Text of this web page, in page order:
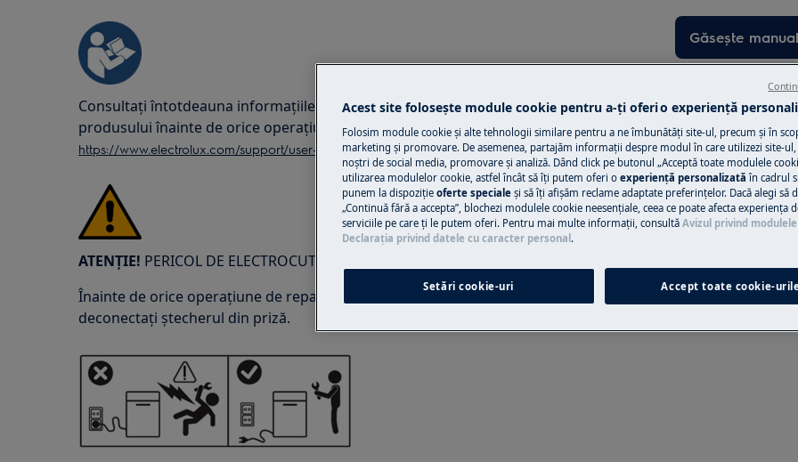
Consultați întotdeauna informațiile de siguranță din manualul de utilizare al
produsului înainte de orice operațiune de reparație sau întreținere.
https://www.electrolux.com/support/user-manuals/
ATENȚIE! PERICOL DE ELECTROCUTARE
Înainte de orice operațiune de reparație sau întreținere, dezactivați aparatul și
deconectați ștecherul din priză.
Găsește
Solicită
Ai o problemă cu
nu o poţi rezolva
ul Electrolux și
Acest site folosește module cookie pentru a-ţi oferi o experienţă
Folosim module cookie și alte tehnologii similare pentru a ne îmbunătăţi site-ul, precum și în
marketing și promovare. De asemenea, partajăm informaţii despre modul în care utilizezi site-
noștri de social media, promovare și analiză. Dând click pe butonul „Acceptă toate modulele
utilizarea modulelor cookie, astfel încât să îţi putem oferi o experienţă personalizată în cadrul
punem la dispoziţie oferte speciale și să îţi afișăm reclame adaptate preferinţelor. Dacă alegi să
„Continuă fără a accepta”, blochezi modulele cookie neesenţiale, ceea ce poate afecta experienţa
serviciile pe care ţi le putem oferi. Pentru mai multe informaţii, consultă Avizul privind
Declaraţia privind datele cu caracter personal .
Setări cookie-uri Accept toate cookie-